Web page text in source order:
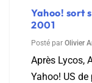
Outils
Solutions
Ressources
Audit SEO
Yahoo! sort
2001
Posté par Olivier
Après Lycos,
Yahoo! US